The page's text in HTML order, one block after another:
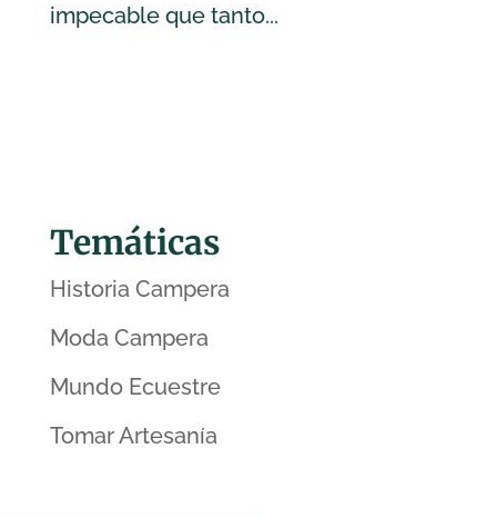
impecable que tanto...
Temáticas
Historia Campera
Moda Campera
Mundo Ecuestre
Tomar Artesanía